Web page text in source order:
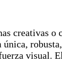
creativas o
visual.